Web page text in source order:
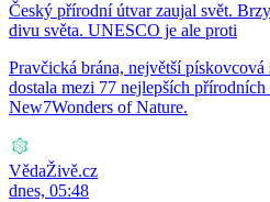
Český přírodní útvar zaujal svět.
divu světa. UNESCO je ale proti
Pravčická brána, největší
dostala mezi 77 nejlepších
New7Wonders of Nature.
VědaŽivě.cz
dnes, 05:48